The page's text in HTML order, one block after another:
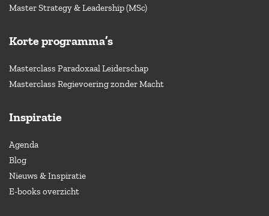
Master Strategy & Leadership (MSc)
Korte programma’s
Masterclass Paradoxaal Leiderschap
Masterclass Regievoering zonder Macht
Inspiratie
Agenda
Blog
Nieuws & Inspiratie
E-books overzicht